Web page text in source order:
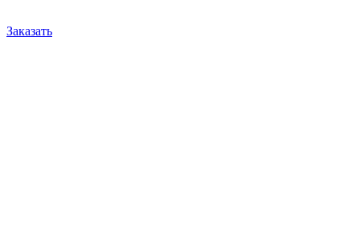
Заказать